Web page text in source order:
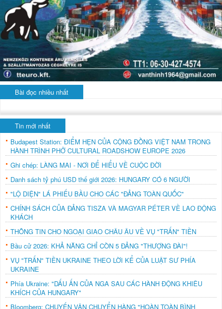
Bài đọc nhiều nhất
Tin mới nhất
Budapest Station: ĐIỂM HẸN CỦA CỘNG ĐỒNG VIỆT NAM TRONG
HÀNH TRÌNH PHỞ CULTURAL ROADSHOW EUROPE 2026
Ghi chép: LÀNG MAI - NƠI ĐỂ HIỂU VỀ CUỘC ĐỜI
Danh sách tỷ phú USD thế giới 2026: HUNGARY CÓ 6 NGƯỜI
"LỘ DIỆN" LÁ PHIẾU BẦU CHO CÁC "ĐẢNG TOÀN QUỐC"
CHÍNH SÁCH CỦA ĐẢNG TISZA VÀ MAGYAR PÉTER VỀ LAO ĐỘNG
KHÁCH
THÔNG TIN CHO NGOẠI GIAO CHÂU ÂU VỀ VỤ "TRẤN" TIỀN
Bầu cử 2026: KHẢ NĂNG CHỈ CÒN 5 ĐẢNG "THƯỢNG ĐÀI"!
VỤ "TRẤN" TIỀN UKRAINE THEO LỜI KỂ CỦA LUẬT SƯ PHÍA
UKRAINE
Phía Ukraine: "DẤU ẤN CỦA NGA SAU CÁC HÀNH ĐỘNG KHIÊU
KHÍCH CỦA HUNGARY"
Bloomberg: CHUYẾN VẬN CHUYỂN HÀNG "HOÀN TOÀN BÌNH